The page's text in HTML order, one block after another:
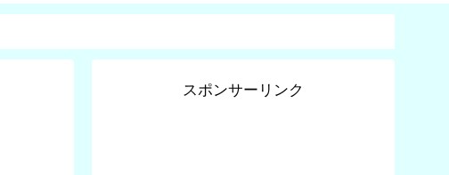
スポンサーリンク